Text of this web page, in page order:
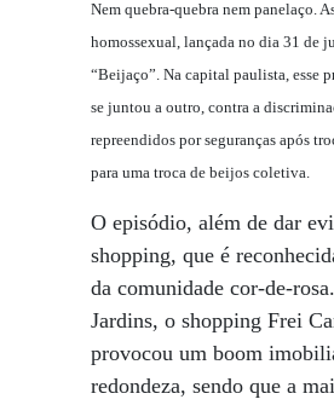
Nem quebra-quebra nem panelaço.
homossexual, lançada no dia 31 de
“Beijaço”. Na capital paulista, esse
se juntou a outro, contra a
repreendidos por seguranças após
para uma troca de beijos coletiva.
O episódio, além de dar
shopping, que é
da comunidade cor-de-
Jardins, o shopping Frei
provocou um boom
redondeza, sendo que a